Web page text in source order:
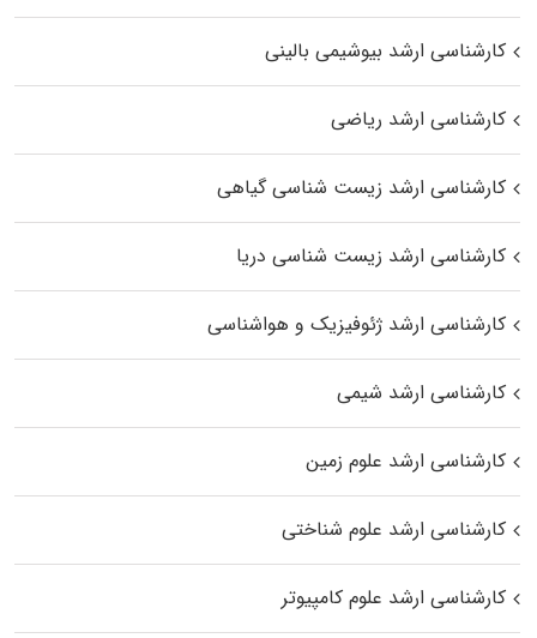
کارشناسی ارشد بیوشیمی بالینی
کارشناسی ارشد ریاضی
کارشناسی ارشد زیست‌ شناسی گیاهی
کارشناسی ارشد زیست‌ شناسی دریا
کارشناسی ارشد ژئوفیزیک و هواشناسی
کارشناسی ارشد شیمی
کارشناسی ارشد علوم زمین
کارشناسی ارشد علوم شناختی
کارشناسی ارشد علوم کامپیوتر